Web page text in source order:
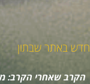
חדש באתר שבתון
הקרב שאחרי הקרב: